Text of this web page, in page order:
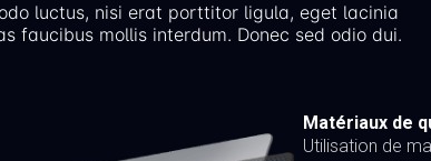
luctus, nisi erat porttitor ligula, eget lacinia
faucibus mollis interdum. Donec sed odio dui.
Matériaux de
Utilisation de